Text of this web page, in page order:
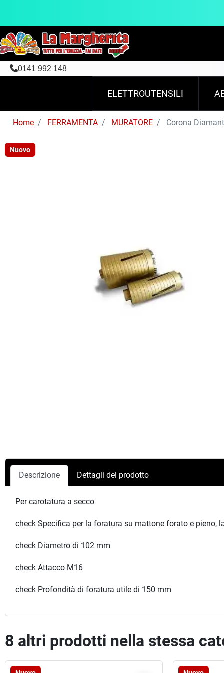
0141 992 148
ELETTROUTENSILI
Home FERRAMENTA MURATORE Corona
Nuovo
Descrizione Dettagli del prodotto
Per carotatura a secco
check Specifica per la foratura su mattone forato e pieno,
check Diametro di 102 mm
check Attacco M16
check Profondità di foratura utile di 150 mm
8 altri prodotti nella stessa